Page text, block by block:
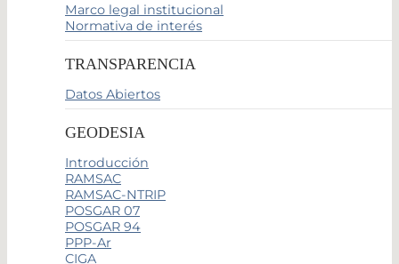
Marco legal institucional
Normativa de interés
TRANSPARENCIA
Datos Abiertos
GEODESIA
Introducción
RAMSAC
RAMSAC-NTRIP
POSGAR 07
POSGAR 94
PPP-Ar
CIGA